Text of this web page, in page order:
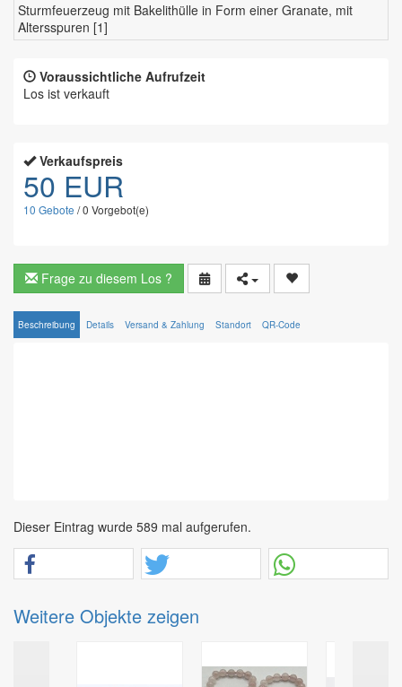
Sturmfeuerzeug mit Bakelithülle in Form einer Granate, mit
Altersspuren [1]
Voraussichtliche Aufrufzeit
Los ist verkauft
Verkaufspreis
50 EUR
10 Gebote /0 Vorgebot(e)
Frage zu diesem Los ?
Beschreibung Details Versand & Zahlung Standort QR-Code
Dieser Eintrag wurde 589 mal aufgerufen.
Weitere Objekte zeigen